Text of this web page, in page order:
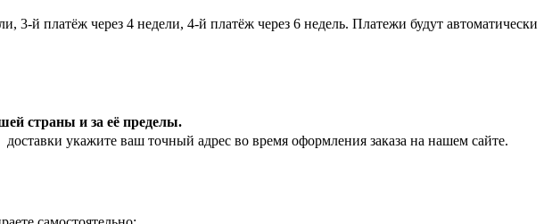
3-й платёж через 4 недели, 4-й платёж через 6 недель. Платежи будут автоматически
страны и за её пределы.
укажите ваш точный адрес во время оформления заказа на нашем сайте.